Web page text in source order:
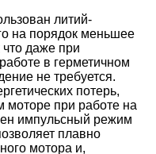
литий-
на порядок меньшее
что даже при
в герметичном
не требуется.
потерь,
при работе на
импульсный режим
плавно
мотора и,